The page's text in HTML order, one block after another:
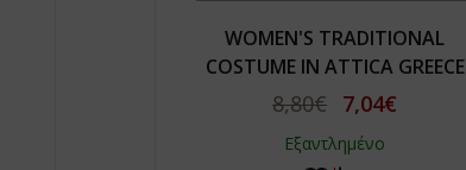
WOMEN'S TRADITIONAL
COSTUME IN ATTICA GREECE
8,80€ 7,04€
Εξαντλημένο